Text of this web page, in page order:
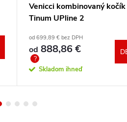
Venicci kombinovaný kočík
Tinum UPline 2
od 699,89 € bez DPH
od 888,86 €
?
Skladom ihneď